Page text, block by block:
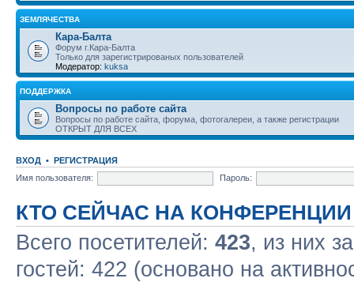
ЗЕМЛЯЧЕСТВА
Кара-Балта
Форум г.Кара-Балта
Только для зарегистрированых пользователей
Модератор: kuksa
ПОДДЕРЖКА
Вопросы по работе сайта
Вопросы по работе сайта, форума, фотогалереи, а также регистрации
ОТКРЫТ ДЛЯ ВСЕХ
ВХОД • РЕГИСТРАЦИЯ
Имя пользователя:
Пароль:
КТО СЕЙЧАС НА КОНФЕРЕНЦИИ
Всего посетителей: 423, из них
гостей: 422 (основано на